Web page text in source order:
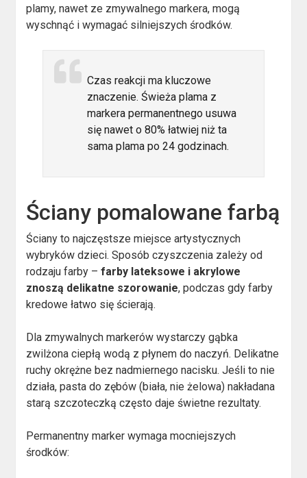
plamy, nawet ze zmywalnego markera, mogą
wyschnąć i wymagać silniejszych środków.
Czas reakcji ma kluczowe
znaczenie. Świeża plama z
markera permanentnego usuwa
się nawet o 80% łatwiej niż ta
sama plama po 24 godzinach.
Ściany pomalowane farbą
Ściany to najczęstsze miejsce artystycznych
wybryków dzieci. Sposób czyszczenia zależy od
rodzaju farby –farby lateksowe i akrylowe
znoszą delikatne szorowanie, podczas gdy farby
kredowe łatwo się ścierają.
Dla zmywalnych markerów wystarczy gąbka
zwilżona ciepłą wodą z płynem do naczyń. Delikatne
ruchy okrężne bez nadmiernego nacisku. Jeśli to nie
działa, pasta do zębów (biała, nie żelowa) nakładana
starą szczoteczką często daje świetne rezultaty.
Permanentny marker wymaga mocniejszych
środków: